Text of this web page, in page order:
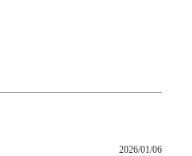
2026/01/06